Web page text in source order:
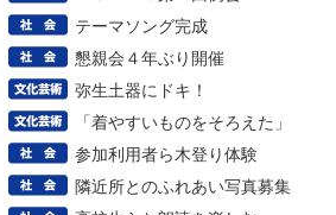
テーマソング完成
懇親会４年ぶり開催
弥生土器にドキ！
「着やすいものをそろえた」
参加利用者ら木登り体験
隣近所とのふれあい写真募集